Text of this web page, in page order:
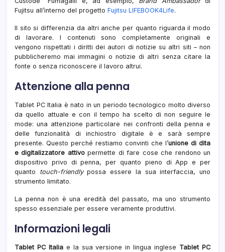
Fujitsu all’interno del progetto Fujitsu LIFEBOOK4Life.
Il sito si differenzia da altri anche per quanto riguarda il modo
di lavorare. I contenuti sono completamente originali e
vengono rispettati i diritti dei autori di notizie su altri siti – non
pubblicheremo mai immagini o notizie di altri senza citare la
fonte o senza riconoscere il lavoro altrui.
Attenzione alla penna
Tablet PC Italia è nato in un periodo tecnologico molto diverso
da quello attuale e con il tempo ha scelto di non seguire le
mode: una attenzione particolare nei confronti della penna e
delle funzionalità di inchiostro digitale è e sarà sempre
presente. Questo perché restiamo convinti che l’unione di dita
e digitalizzatore attivopermette di fare cose che rendono un
dispositivo privo di penna, per quanto pieno di App e per
quanto touch-friendlypossa essere la sua interfaccia, uno
strumento limitato.
La penna non è una eredità del passato, ma uno strumento
spesso essenziale per essere veramente produttivi.
Informazioni legali
Tablet PC Italiae la sua versione in lingua inglese Tablet PC